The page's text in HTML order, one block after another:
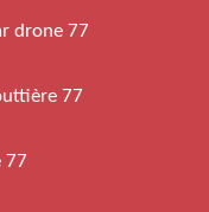
drone 77
77
77